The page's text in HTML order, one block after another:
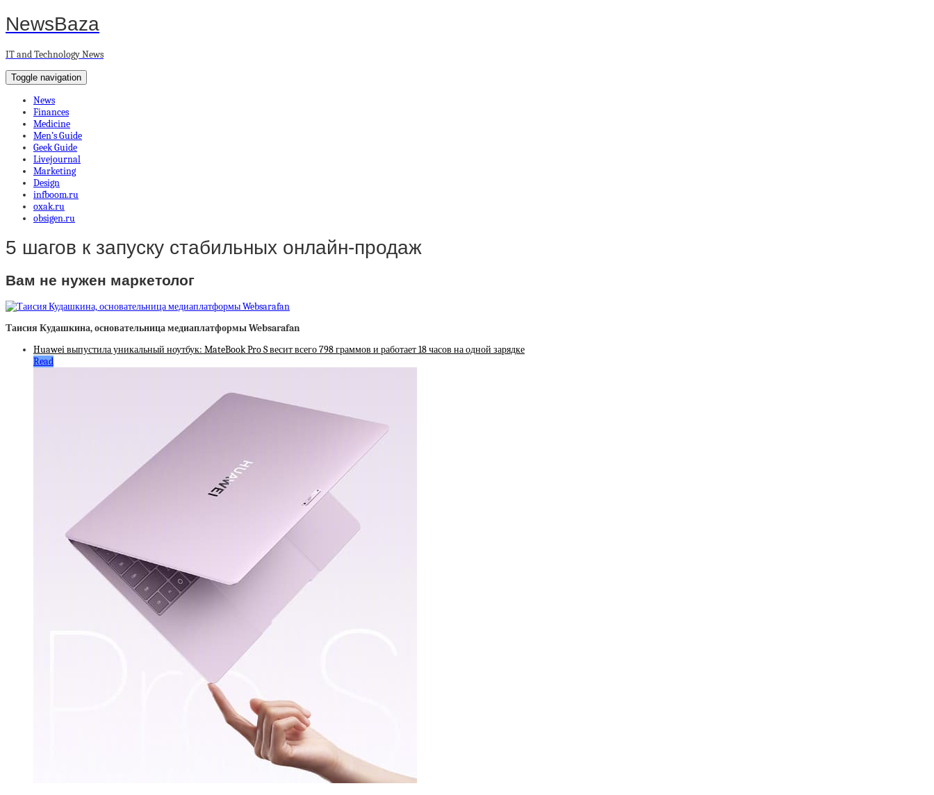
NewsBaza
IT and Technology News
Toggle navigation
News
Finances
Medicine
Men’s Guide
Geek Guide
Livejournal
Marketing
Design
infboom.ru
oxak.ru
obsigen.ru
5 шагов к запуску стабильных онлайн-продаж
Вам не нужен маркетолог
Таисия Кудашкина, основательница медиаплатформы Websarafan
Huawei выпустила уникальный ноутбук: MateBook Pro S весит всего 798 граммов и работает 18 часов на одной зарядке
Read